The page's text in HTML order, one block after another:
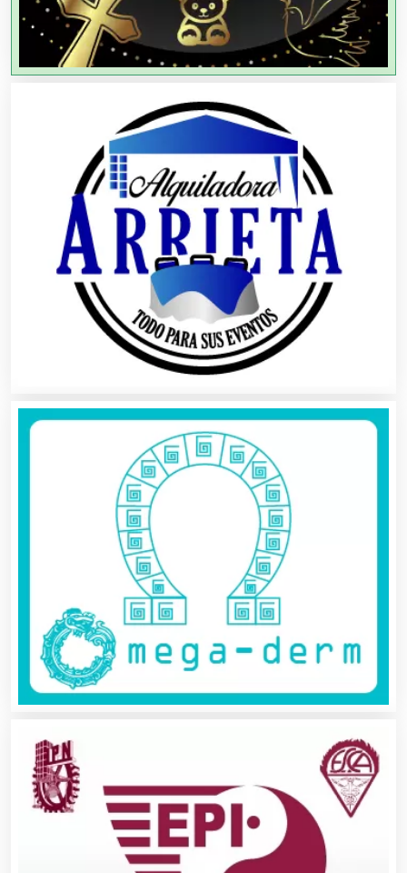
Agricultores
Agricultura y Ganadería
Agua Purificada
Aire Acondicionado
Alarmas
Albercas
Alimentos
Almacenaje
Alquiler de Autos
Alquiler de Equipos para Fiestas
Alquiler de Trajes de Etiqueta